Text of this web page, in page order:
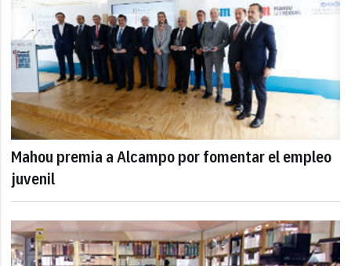
Mahou premia a Alcampo por fomentar el empleo
juvenil